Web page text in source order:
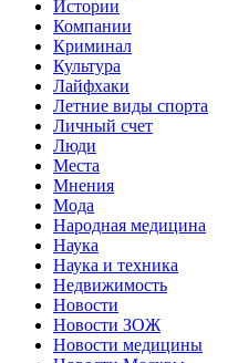
Истории
Компании
Криминал
Культура
Лайфхаки
Летние виды спорта
Личный счет
Люди
Места
Мнения
Мода
Народная медицина
Наука
Наука и техника
Недвижимость
Новости
Новости ЗОЖ
Новости медицины